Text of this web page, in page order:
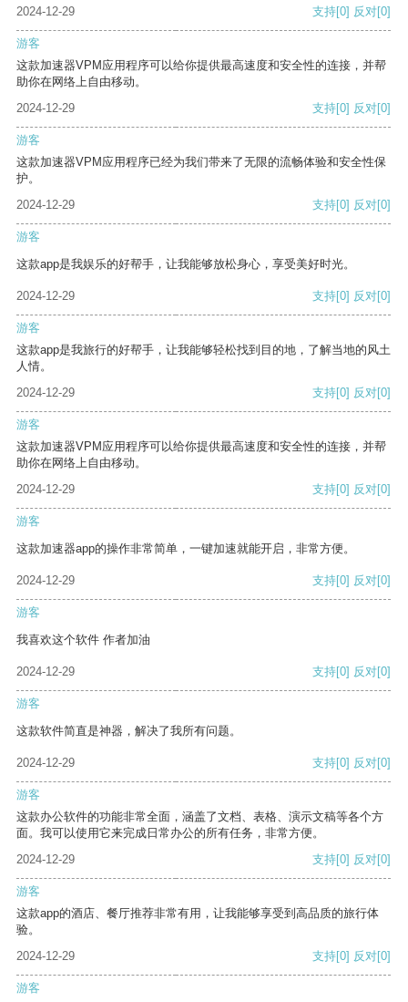
2024-12-29 支持[0] 反对[0]
游客
这款加速器VPM应用程序可以给你提供最高速度和安全性的连接，并帮
助你在网络上自由移动。
2024-12-29
支持[0] 反对[0]
游客
这款加速器VPM应用程序已经为我们带来了无限的流畅体验和安全性保
护。
2024-12-29
支持[0] 反对[0]
游客
这款app是我娱乐的好帮手，让我能够放松身心，享受美好时光。
2024-12-29 支持[0] 反对[0]
游客
这款app是我旅行的好帮手，让我能够轻松找到目的地，了解当地的风土
人情。
2024-12-29
支持[0] 反对[0]
游客
这款加速器VPM应用程序可以给你提供最高速度和安全性的连接，并帮
助你在网络上自由移动。
2024-12-29
支持[0] 反对[0]
游客
这款加速器app的操作非常简单，一键加速就能开启，非常方便。
2024-12-29 支持[0] 反对[0]
游客
我喜欢这个软件 作者加油
2024-12-29 支持[0] 反对[0]
游客
这款软件简直是神器，解决了我所有问题。
2024-12-29 支持[0] 反对[0]
游客
这款办公软件的功能非常全面，涵盖了文档、表格、演示文稿等各个方
面。我可以使用它来完成日常办公的所有任务，非常方便。
2024-12-29
支持[0] 反对[0]
游客
这款app的酒店、餐厅推荐非常有用，让我能够享受到高品质的旅行体
验。
2024-12-29
支持[0] 反对[0]
游客